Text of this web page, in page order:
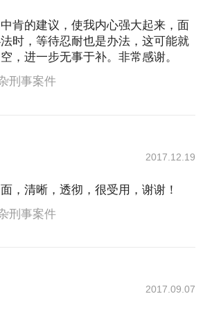
肯的建议，使我内心强大起来，面
时，等待忍耐也是办法，这可能就
，进一步无事于补。非常感谢。
刑事案件
2017.12.19
，清晰，透彻，很受用，谢谢！
刑事案件
2017.09.07